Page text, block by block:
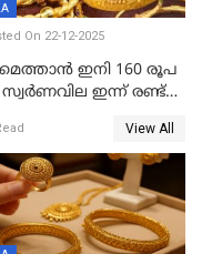
On 22-12-2025
ഇനി 160 രൂപ
സ്വർണവില ഇന്ന് രണ്ട്
View All